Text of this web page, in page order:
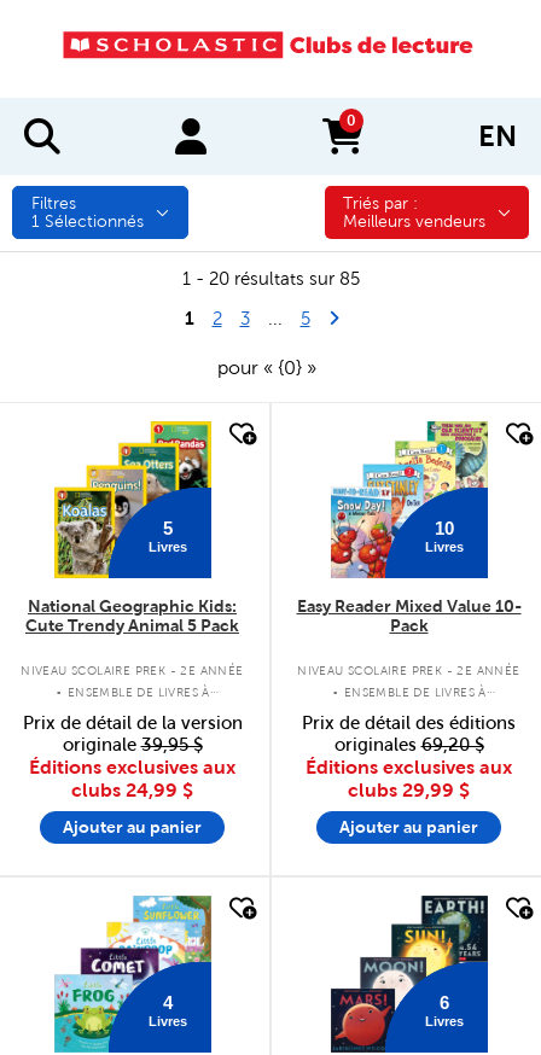
0
items in cart EN
Filtres
1 Sélectionnés
Triés par :
Triés par :
Meilleurs vendeurs
1 - 20 résultats sur 85
1 2 3 5Last Page
Next Page
pour « {0} »
5
Livres
National Geographic Kids:
Cute Trendy Animal 5 Pack
NIVEAU SCOLAIRE PREK - 2E ANNÉE
. ENSEMBLE DE LIVRES À
COUVERTURE SOUPLE
Prix de détail de la version
originale39,95 $
Éditions exclusives aux
clubs 24,99 $
Ajouter au panier
10
Livres
Easy Reader Mixed Value 10-
Pack
NIVEAU SCOLAIRE PREK - 2E ANNÉE
. ENSEMBLE DE LIVRES À
COUVERTURE SOUPLE
Prix de détail des éditions
originales69,20 $
Éditions exclusives aux
clubs 29,99 $
Ajouter au panier
4
Livres
6
Livres